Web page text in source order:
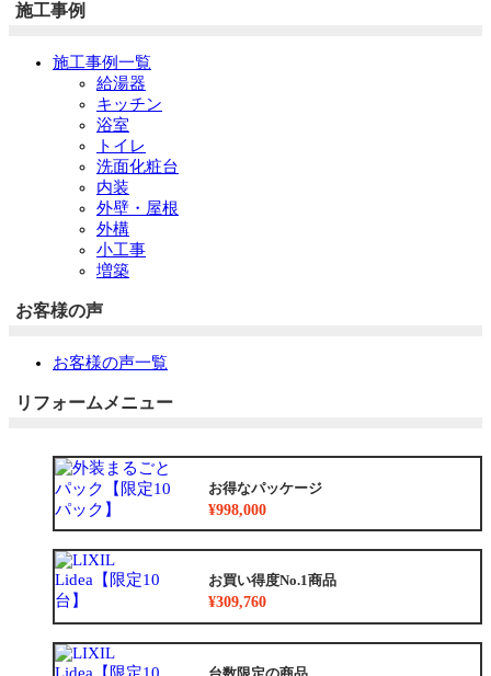
施工事例
施工事例一覧
給湯器
キッチン
浴室
トイレ
洗面化粧台
内装
外壁・屋根
外構
小工事
増築
お客様の声
お客様の声一覧
リフォームメニュー
お得なパッケージ
¥998,000
お買い得度No.1商品
¥309,760